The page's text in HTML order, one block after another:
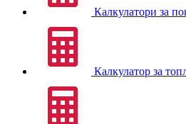
Калкулатори за
Калкулатор за